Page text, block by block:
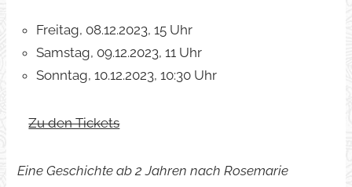
Freitag, 08.12.2023, 15 Uhr
Samstag, 09.12.2023, 11 Uhr
Sonntag, 10.12.2023, 10:30 Uhr
Zu den Tickets
Eine Geschichte ab 2 Jahren nach Rosemarie